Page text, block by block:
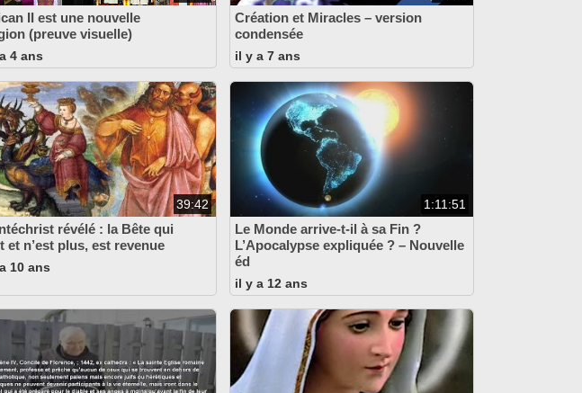
II est une nouvelle
(preuve visuelle)
4 ans
Création et Miracles – version
condensée
il y a 7 ans
39:42
révélé : la Bête qui
et n’est plus, est revenue
10 ans
1:11:51
Le Monde arrive-t-il à sa Fin ?
L’Apocalypse expliquée ? – Nouvelle
éd
il y a 12 ans